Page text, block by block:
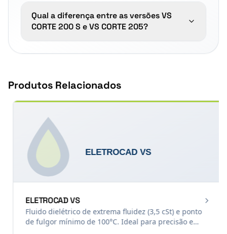
Qual a diferença entre as versões VS
CORTE 200 S e VS CORTE 205?
Produtos Relacionados
ELETROCAD VS
Fluido dielétrico de extrema fluidez (3,5 cSt) e ponto
de fulgor mínimo de 100°C. Ideal para precisão e